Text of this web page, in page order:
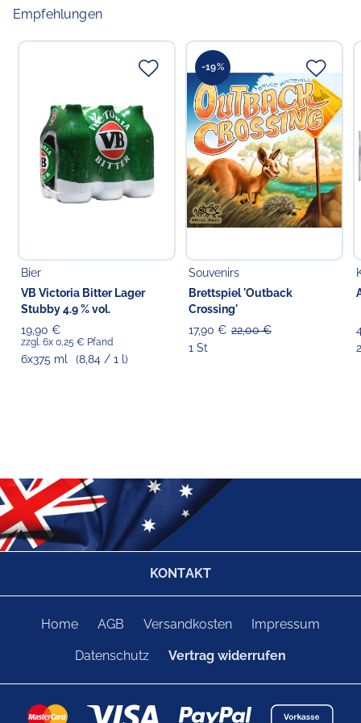
Empfehlungen
Bier
VB Victoria Bitter Lager
Stubby 4.9 % vol.
19,90 €
zzgl. 6x 0,25 € Pfand
6x375 ml (8,84 / 1 l)
-19%
Souvenirs
Brettspiel 'Outback
Crossing'
17,90 € 22,00 €
1 St
KONTAKT
Home AGB Versandkosten Impressum
Datenschutz Vertrag widerrufen